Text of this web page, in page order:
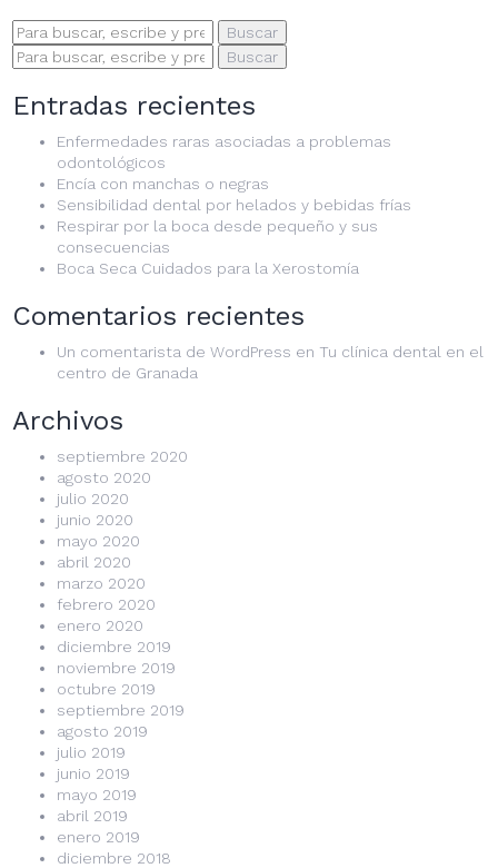
Buscar
Buscar
Entradas recientes
Enfermedades raras asociadas a problemas
odontológicos
Encía con manchas o negras
Sensibilidad dental por helados y bebidas frías
Respirar por la boca desde pequeño y sus
consecuencias
Boca Seca Cuidados para la Xerostomía
Comentarios recientes
Un comentarista de WordPress en Tu clínica dental en el
centro de Granada
Archivos
septiembre 2020
agosto 2020
julio 2020
junio 2020
mayo 2020
abril 2020
marzo 2020
febrero 2020
enero 2020
diciembre 2019
noviembre 2019
octubre 2019
septiembre 2019
agosto 2019
julio 2019
junio 2019
mayo 2019
abril 2019
enero 2019
diciembre 2018